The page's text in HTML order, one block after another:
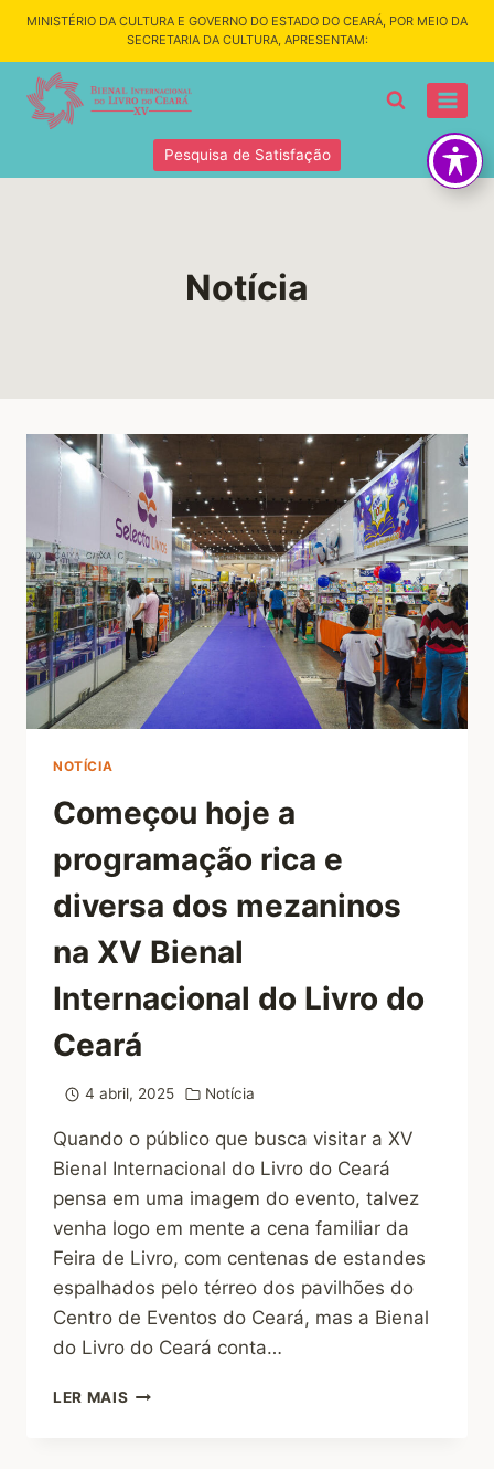
MINISTÉRIO DA CULTURA E GOVERNO DO ESTADO DO CEARÁ, POR MEIO DA
SECRETARIA DA CULTURA, APRESENTAM:
Pesquisa de Satisfação
Notícia
NOTÍCIA
Começou hoje a
programação rica e
diversa dos mezaninos
na XV Bienal
Internacional do Livro do
Ceará
4 abril, 2025 Notícia
Quando o público que busca visitar a XV
Bienal Internacional do Livro do Ceará
pensa em uma imagem do evento, talvez
venha logo em mente a cena familiar da
Feira de Livro, com centenas de estandes
espalhados pelo térreo dos pavilhões do
Centro de Eventos do Ceará, mas a Bienal
do Livro do Ceará conta…
LER MAIS